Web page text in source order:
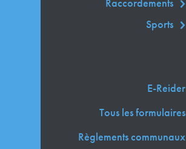
Raccordements
Sports
E-Reider
Tous les formulaires
Règlements communaux